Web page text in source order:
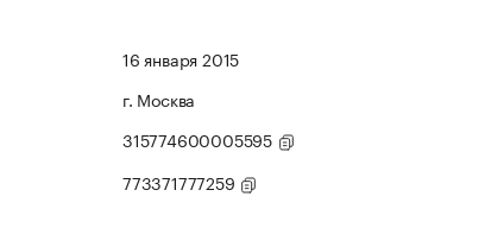
16 января 2015
г. Москва
315774600005595
773371777259